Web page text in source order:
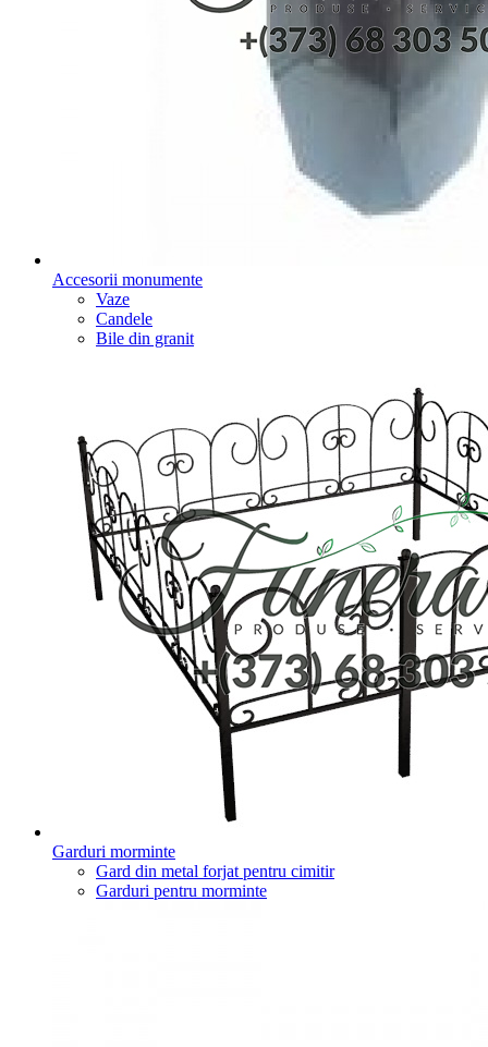
Accesorii monumente
Vaze
Candele
Bile din granit
Garduri morminte
Gard din metal forjat pentru cimitir
Garduri pentru morminte